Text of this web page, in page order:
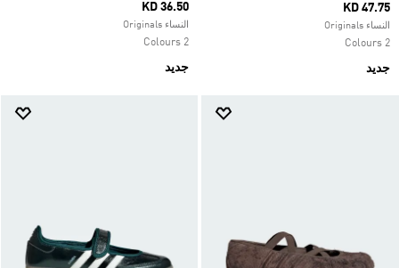
KD 47.75
النساء Originals
2 Colours
جديد
KD 36.50
النساء Originals
2 Colours
جديد